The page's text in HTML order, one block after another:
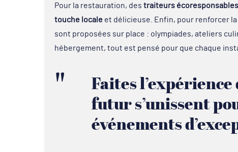
Pour la restauration, des traiteurs écoresponsables
touche locale et délicieuse. Enfin, pour renforcer
sont proposées sur place : olympiades, ateliers
hébergement, tout est pensé pour que chaque
Faites l’expérience
futur s’unissent
événements